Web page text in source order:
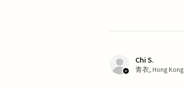
Chi S.
青衣, Hong Kong